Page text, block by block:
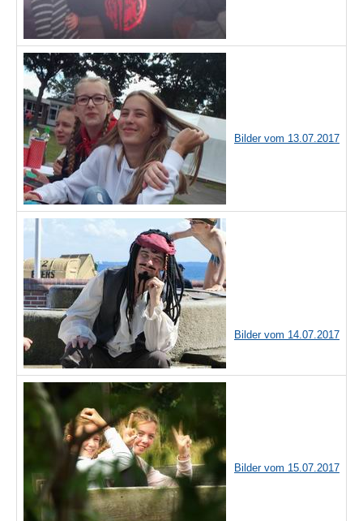
Bilder vom 13.07.2017
Bilder vom 14.07.2017
Bilder vom 15.07.2017